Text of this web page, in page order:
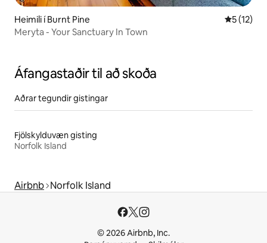
Heimili í Burnt Pine 5 af 5 í
5 (12)
Meryta - Your Sanctuary In Town
Áfangastaðir til að skoða
Aðrar tegundir gistingar
Fjölskylduvæn gisting
Norfolk Island
Airbnb Norfolk Island
© 2026 Airbnb, Inc.